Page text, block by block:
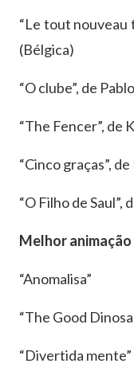
“Le tout nouveau
(Bélgica)
“O clube”, de
“The Fencer”, de
“Cinco graças”,
“O Filho de Saul”,
Melhor animação
“Anomalisa”
“The Good
“Divertida mente”